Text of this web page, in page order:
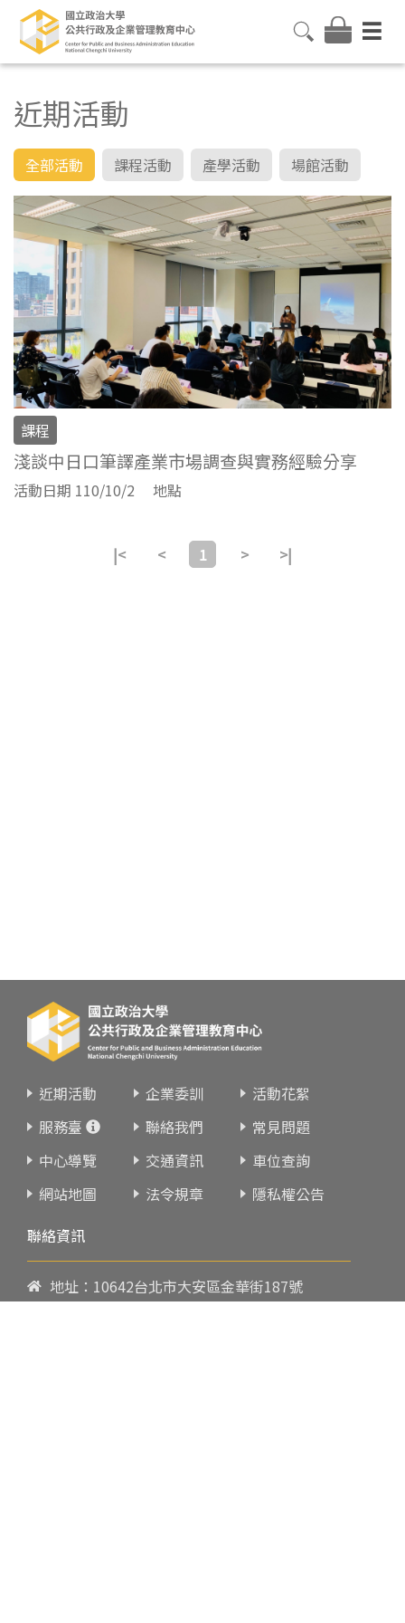
近期活動
全部活動 課程活動 產學活動 場館活動
課程
淺談中日口筆譯產業市場調查與實務經驗分享
活動日期 110/10/2 地點
|< < 1 > >|
近期活動 企業委訓
活動花絮
服務臺
聯絡我們
常見問題
中心導覽
交通資訊
車位查詢
網站地圖
法令規章
隱私權公告
聯絡資訊
地址：10642台北市大安區金華街187號